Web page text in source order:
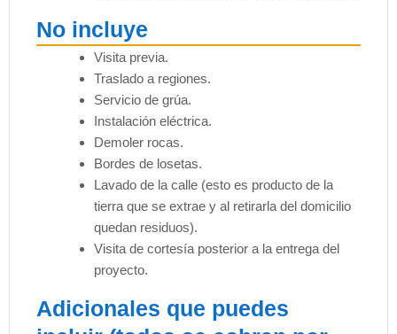
No incluye
Visita previa.
Traslado a regiones.
Servicio de grúa.
Instalación eléctrica.
Demoler rocas.
Bordes de losetas.
Lavado de la calle (esto es producto de la
tierra que se extrae y al retirarla del domicilio
quedan residuos).
Visita de cortesía posterior a la entrega del
proyecto.
Adicionales que puedes